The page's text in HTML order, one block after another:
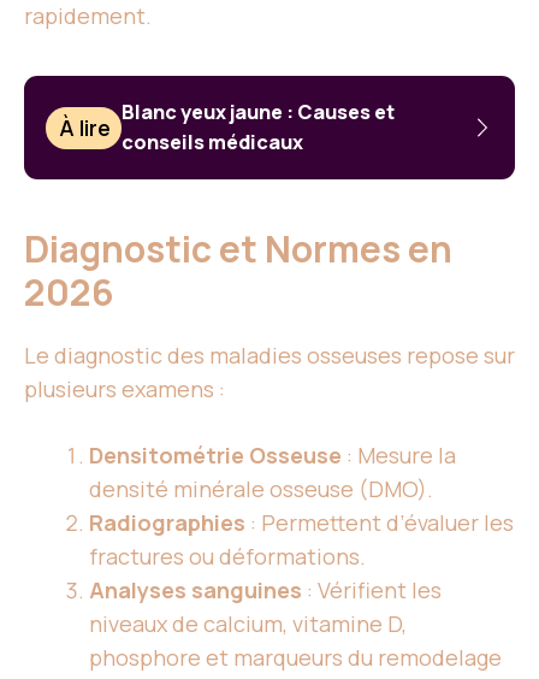
rapidement.
À lire
Blanc yeux jaune : Causes et
conseils médicaux
Diagnostic et Normes en
2026
Le diagnostic des maladies osseuses repose sur
plusieurs examens :
Densitométrie Osseuse : Mesure la
densité minérale osseuse (DMO).
Radiographies : Permettent d’évaluer les
fractures ou déformations.
Analyses sanguines : Vérifient les
niveaux de calcium, vitamine D,
phosphore et marqueurs du remodelage